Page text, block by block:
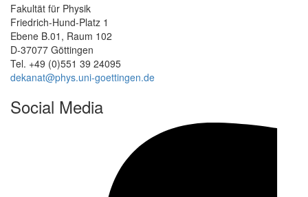
Fakultät für Physik
Friedrich-Hund-Platz 1
Ebene B.01, Raum 102
D-37077 Göttingen
Tel. +49 (0)551 39 24095
dekanat@phys.uni-goettingen.de
Social Media